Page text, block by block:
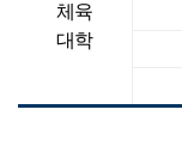
체육
대학